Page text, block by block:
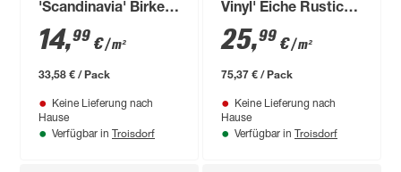
'Scandinavia' Birke
Nordic naturfarben 7
mm
14,99 €/ m²
33,58 € / Pack
Keine Lieferung nach
Hause
Verfügbar in Troisdorf
Vinyl' Eiche Rustic
hellbraun 4 mm
25,99 €/ m²
75,37 € / Pack
Keine Lieferung nach
Hause
Verfügbar in Troisdorf